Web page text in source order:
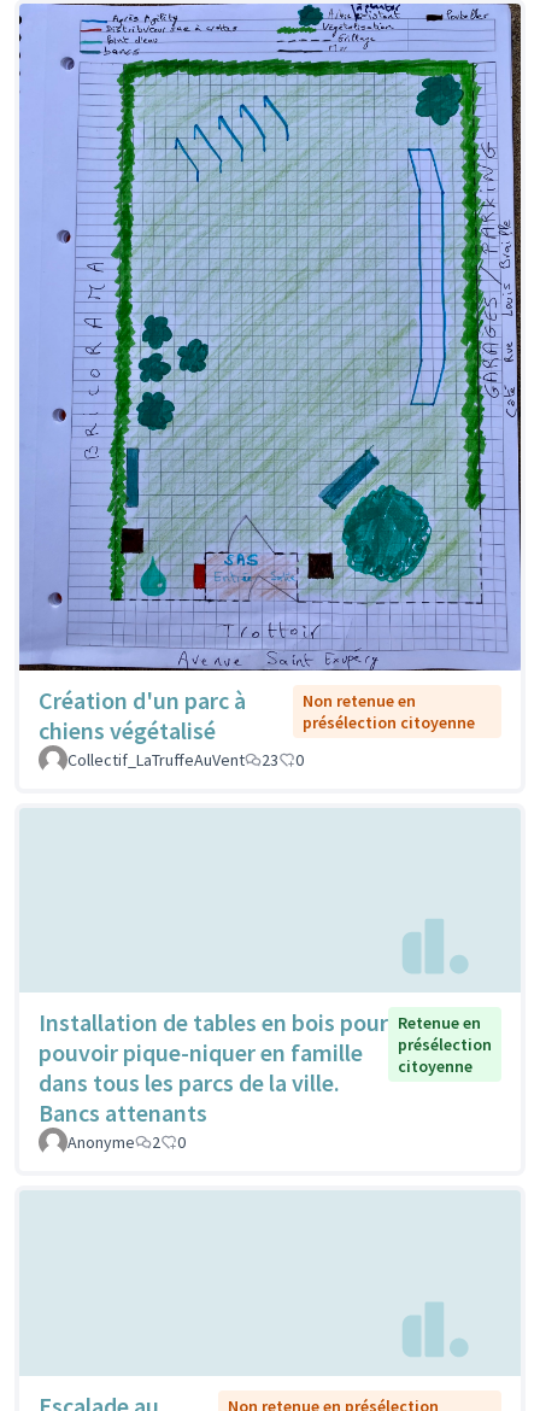
Création d'un parc à
chiens végétalisé
Non retenue en
présélection citoyenne
Collectif_LaTruffeAuVent
23 0
Installation de tables en bois pour
pouvoir pique-niquer en famille
dans tous les parcs de la ville.
Bancs attenants
Retenue en
présélection
citoyenne
Anonyme 2 0
Non retenue en présélection